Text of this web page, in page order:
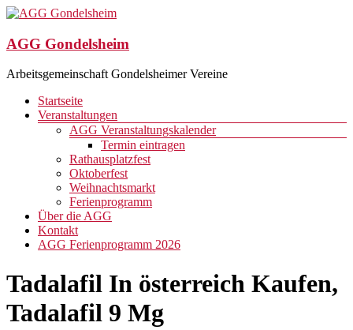
Zum
springen
AGG Gondelsheim
Arbeitsgemeinschaft Gondelsheimer Vereine
Menü
Startseite
Veranstaltungen
AGG Veranstaltungskalender
Termin eintragen
Rathausplatzfest
Oktoberfest
Weihnachtsmarkt
Ferienprogramm
Über die AGG
Kontakt
AGG Ferienprogramm 2026
Tadalafil In österreich Kaufen,
Tadalafil 9 Mg